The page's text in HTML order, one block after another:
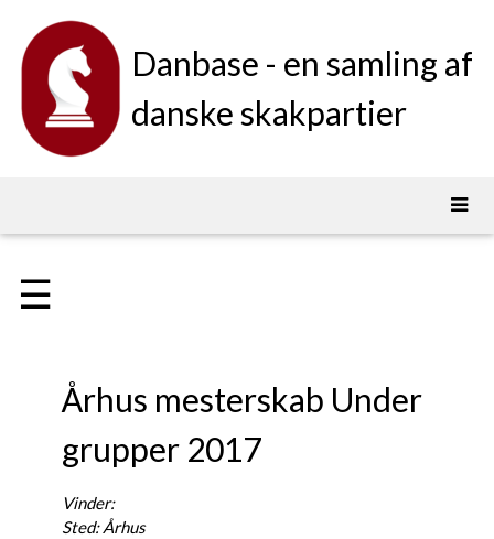
Danbase - en samling af
danske skakpartier
☰
Århus mesterskab Under
grupper 2017
Vinder:
Sted: Århus